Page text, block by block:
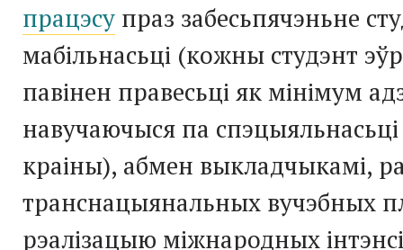
працэсу праз забесьпячэньне
мабільнасьці (кожны студэнт
павінен правесьці як мінімум
навучаючыся па
краіны), абмен выкладчыкамі,
транснацыянальных вучэбных
рэалізацыю міжнародных